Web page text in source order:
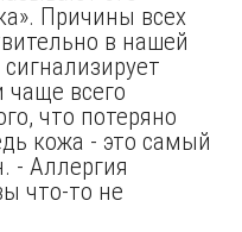
Причины всех
в нашей
чаще всего
что потеряно
кожа - это самый
- Аллергия
что-то не